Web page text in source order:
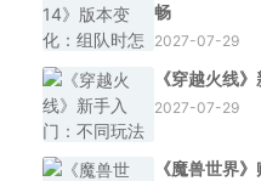
畅
2027-07-29
《穿越火线
2027-07-29
《魔兽世界